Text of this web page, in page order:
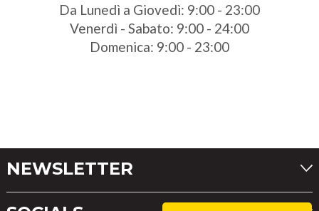
Da Lunedì a Giovedì: 9:00 - 23:00
Venerdì - Sabato: 9:00 - 24:00
Domenica: 9:00 - 23:00
NEWSLETTER